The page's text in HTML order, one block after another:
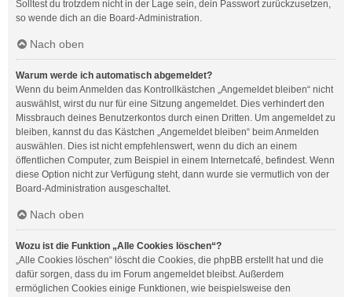
Solltest du trotzdem nicht in der Lage sein, dein Passwort zurückzusetzen,
so wende dich an die Board-Administration.
Nach oben
Warum werde ich automatisch abgemeldet?
Wenn du beim Anmelden das Kontrollkästchen „Angemeldet bleiben“ nicht
auswählst, wirst du nur für eine Sitzung angemeldet. Dies verhindert den
Missbrauch deines Benutzerkontos durch einen Dritten. Um angemeldet zu
bleiben, kannst du das Kästchen „Angemeldet bleiben“ beim Anmelden
auswählen. Dies ist nicht empfehlenswert, wenn du dich an einem
öffentlichen Computer, zum Beispiel in einem Internetcafé, befindest. Wenn
diese Option nicht zur Verfügung steht, dann wurde sie vermutlich von der
Board-Administration ausgeschaltet.
Nach oben
Wozu ist die Funktion „Alle Cookies löschen“?
„Alle Cookies löschen“ löscht die Cookies, die phpBB erstellt hat und die
dafür sorgen, dass du im Forum angemeldet bleibst. Außerdem
ermöglichen Cookies einige Funktionen, wie beispielsweise den